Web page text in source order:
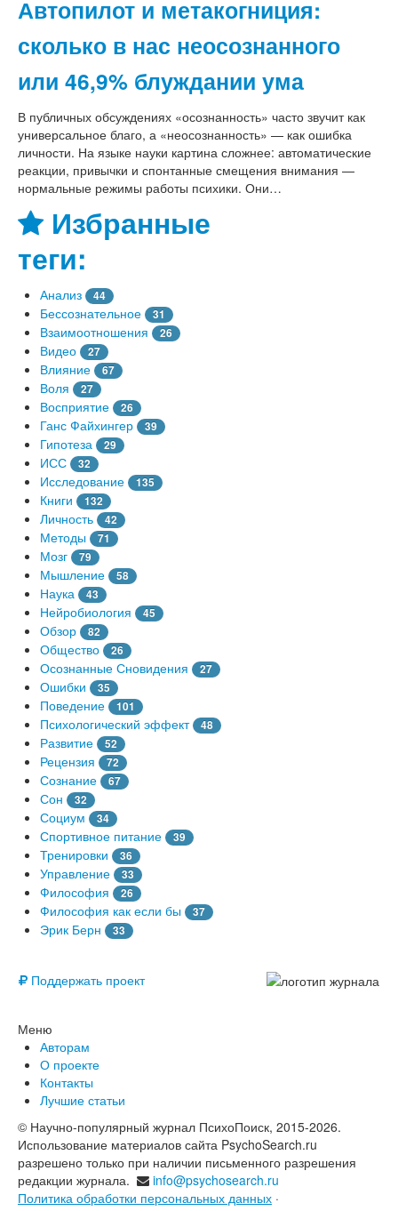
Автопилот и метакогниция:
сколько в нас неосознанного
или 46,9% блуждании ума
В публичных обсуждениях «осознанность» часто звучит как
универсальное благо, а «неосознанность» — как ошибка
личности. На языке науки картина сложнее: автоматические
реакции, привычки и спонтанные смещения внимания —
нормальные режимы работы психики. Они…
Избранные
теги:
Анализ 44
Бессознательное 31
Взаимоотношения 26
Видео 27
Влияние 67
Воля 27
Восприятие 26
Ганс Файхингер 39
Гипотеза 29
ИСС 32
Исследование 135
Книги 132
Личность 42
Методы 71
Мозг 79
Мышление 58
Наука 43
Нейробиология 45
Обзор 82
Общество 26
Осознанные Сновидения 27
Ошибки 35
Поведение 101
Психологический эффект 48
Развитие 52
Рецензия 72
Сознание 67
Сон 32
Социум 34
Спортивное питание 39
Тренировки 36
Управление 33
Философия 26
Философия как если бы 37
Эрик Берн
33
Поддержать проект
Меню
Авторам
О проекте
Контакты
Лучшие статьи
© Научно-популярный журнал ПсихоПоиск, 2015-2026.
Использование материалов сайта PsychoSearch.ru
разрешено только при наличии письменного разрешения
редакции журнала.
info@psychosearch.ru
Политика обработки персональных данных ·